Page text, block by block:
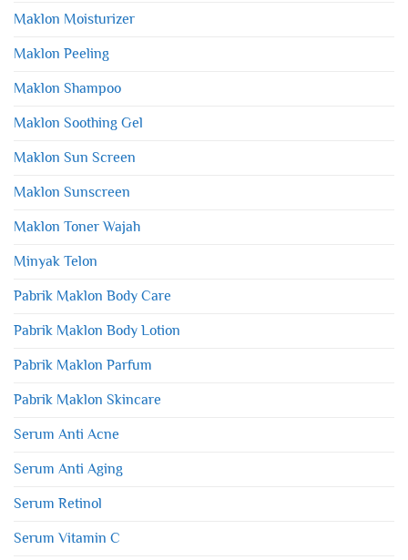
Maklon Moisturizer
Maklon Peeling
Maklon Shampoo
Maklon Soothing Gel
Maklon Sun Screen
Maklon Sunscreen
Maklon Toner Wajah
Minyak Telon
Pabrik Maklon Body Care
Pabrik Maklon Body Lotion
Pabrik Maklon Parfum
Pabrik Maklon Skincare
Serum Anti Acne
Serum Anti Aging
Serum Retinol
Serum Vitamin C